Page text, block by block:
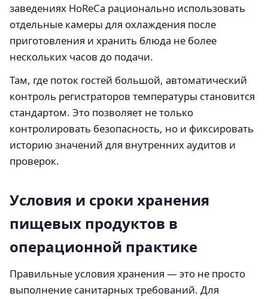
заведениях HoReCa рационально использовать
отдельные камеры для охлаждения после
приготовления и хранить блюда не более
нескольких часов до подачи.
Там, где поток гостей большой, автоматический
контроль регистраторов температуры становится
стандартом. Это позволяет не только
контролировать безопасность, но и фиксировать
историю значений для внутренних аудитов и
проверок.
Условия и сроки хранения
пищевых продуктов в
операционной практике
Правильные условия хранения — это не просто
выполнение санитарных требований. Для